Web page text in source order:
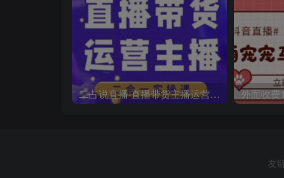
二占说直播·直播带货主播运营课程，主播运营二合一实操课
友